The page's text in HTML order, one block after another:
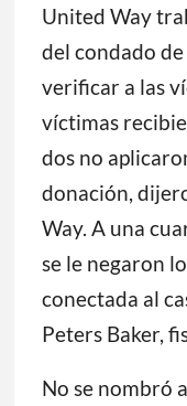
United Way
del condado
verificar a las
víctimas
dos no
donación,
Way. A una
se le negaron
conectada al
Peters Baker,
No se nombró